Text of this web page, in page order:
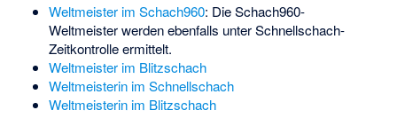
Weltmeister im Schach960: Die Schach960-
Weltmeister werden ebenfalls unter Schnellschach-
Zeitkontrolle ermittelt.
Weltmeister im Blitzschach
Weltmeisterin im Schnellschach
Weltmeisterin im Blitzschach